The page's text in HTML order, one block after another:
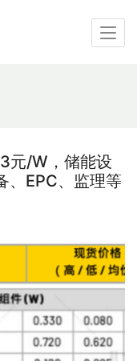
元/W，储能设
、EPC、监理等